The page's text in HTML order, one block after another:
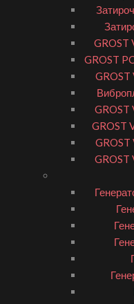
GROST
GROST
GROST
GROST
GROST
GROST
GROST